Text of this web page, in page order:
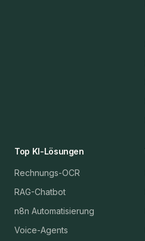
Top KI-Lösungen
Rechnungs-OCR
RAG-Chatbot
n8n Automatisierung
Voice-Agents